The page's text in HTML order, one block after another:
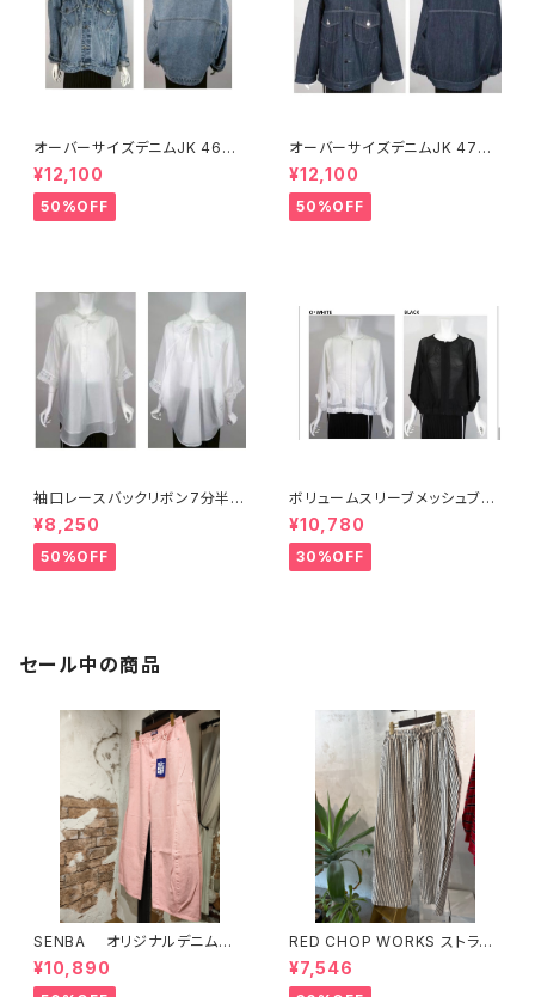
オーバーサイズデニムJK 4689
5
¥12,100
50%OFF
オーバーサイズデニムJK 4707
5
¥12,100
50%OFF
袖口レースバックリボン7分半袖
シャツ 17115
¥8,250
50%OFF
ボリュームスリーブメッシュブル
ゾン 47813
¥10,780
30%OFF
セール中の商品
SENBA オリジナルデニム
ピンク
¥10,890
RED CHOP WORKS ストライ
プ柄パンツ 【36352581】
¥7,546